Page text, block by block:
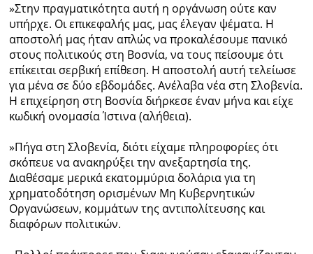
»Στην πραγματικότητα αυτή η οργάνωση ούτε καν
υπήρχε. Οι επικεφαλής μας, μας έλεγαν ψέματα. Η
αποστολή μας ήταν απλώς να προκαλέσουμε πανικό
στους πολιτικούς στη Βοσνία, να τους πείσουμε ότι
επίκειται σερβική επίθεση. Η αποστολή αυτή τελείωσε
για μένα σε δύο εβδομάδες. Ανέλαβα νέα στη Σλοβενία.
Η επιχείρηση στη Βοσνία διήρκεσε έναν μήνα και είχε
κωδική ονομασία Ίστινα (αλήθεια).
»Πήγα στη Σλοβενία, διότι είχαμε πληροφορίες ότι
σκόπευε να ανακηρύξει την ανεξαρτησία της.
Διαθέσαμε μερικά εκατομμύρια δολάρια για τη
χρηματοδότηση ορισμένων Μη Κυβερνητικών
Οργανώσεων, κομμάτων της αντιπολίτευσης και
διαφόρων πολιτικών.